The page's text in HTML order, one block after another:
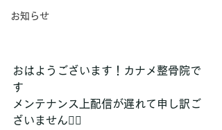
お知らせ
おはようございます！カナメ整骨院で
す
メンテナンス上配信が遅れて申し訳ご
ざいません🙇‍♀